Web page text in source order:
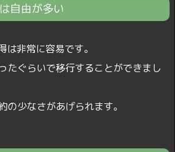
自由が多い
非常に容易です。
たぐらいで移行することができまし
の少なさがあげられます。